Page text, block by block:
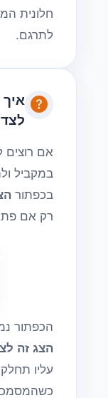
חלונית
לתרגם.
במקביל
בכפתור
רק אם
הכפתור
הצג זה
עליו